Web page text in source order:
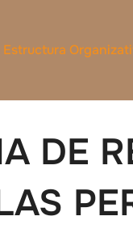
Estructura
DE